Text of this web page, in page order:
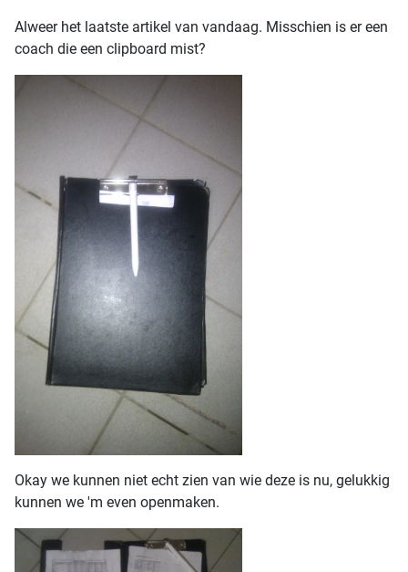
Alweer het laatste artikel van vandaag. Misschien is er een
coach die een clipboard mist?
Okay we kunnen niet echt zien van wie deze is nu, gelukkig
kunnen we 'm even openmaken.